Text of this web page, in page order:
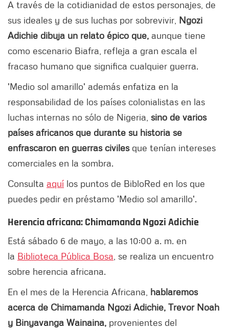
A través de la cotidianidad de estos personajes, de
sus ideales y de sus luchas por sobrevivir, Ngozi
Adichie dibuja un relato épico que, aunque tiene
como escenario Biafra, refleja a gran escala el
fracaso humano que significa cualquier guerra.
'Medio sol amarillo' además enfatiza en la
responsabilidad de los países colonialistas en las
luchas internas no sólo de Nigeria, sino de varios
países africanos que durante su historia se
enfrascaron en guerras civiles que tenían intereses
comerciales en la sombra.
Consulta aquí los puntos de BibloRed en los que
puedes pedir en préstamo 'Medio sol amarillo'.
Herencia africana: Chimamanda Ngozi Adichie
Está sábado 6 de mayo, a las 10:00 a. m. en
la Biblioteca Pública Bosa , se realiza un encuentro
sobre herencia africana.
En el mes de la Herencia Africana, hablaremos
acerca de Chimamanda Ngozi Adichie, Trevor Noah
y Binyavanga Wainaina, provenientes del